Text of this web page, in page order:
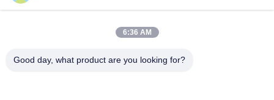
6:36 AM
Good day, what product are you looking for?